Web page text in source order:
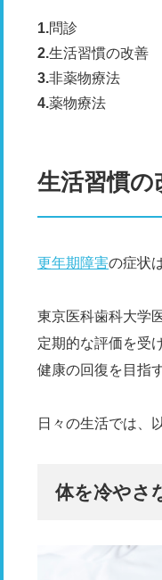
問診
生活習慣の改善
非薬物療法
薬物療法
生活習慣の
更年期障害の症状
東京医科歯科大学
定期的な評価を受
健康の回復を目指
日々の生活では、
体を冷やさ